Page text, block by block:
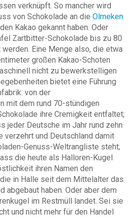
verknüpft. So mancher wird
von Schokolade an die Olmeken
Kakao gekannt haben. Oder
Zartbitter-Schokolade bis zu 80
Eine Menge also, die etwa
großen Kakao-Schoten
nicht zu bewerkstelligen
bietet eine Führung
von der
mit dem rund 70-stündigen
ihre Cremigkeit entfaltet;
jeder Deutsche im Jahr rund zehn
verzehrt und Deutschland damit
Genuss-Weltrangliste steht;
die heute als Halloren-Kugel
ihren Namen den
in Halle seit dem Mittelalter das
abgebaut haben. Oder aber dem
im Restmüll landet. Sei sie
und nicht mehr für den Handel